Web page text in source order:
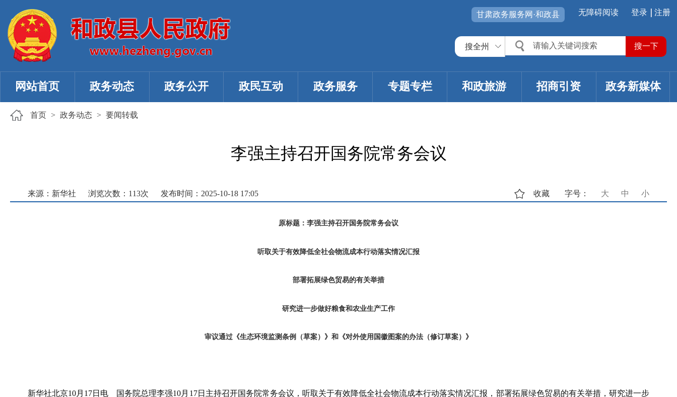
登录 注册
无障碍阅读
甘肃政务服务网·和政县
搜全州
网站首页 政务动态 政务公开 政民互动 政务服务 专题专栏 和政旅游 招商引资 政务新媒体
首页 > 政务动态 > 要闻转载
李强主持召开国务院常务会议
来源：新华社 浏览次数： 113次 发布时间：2025-10-18 17:05 字号： 大 中 小
收藏
原标题：李强主持召开国务院常务会议
听取关于有效降低全社会物流成本行动落实情况汇报
部署拓展绿色贸易的有关举措
研究进一步做好粮食和农业生产工作
审议通过《生态环境监测条例（草案）》和《对外使用国徽图案的办法（修订草案）》
新华社北京10月17日电 国务院总理李强10月17日主持召开国务院常务会议，听取关于有效降低全社会物流成本行动落实情况汇报，部署拓展绿色贸易的有关举措，研究进一步